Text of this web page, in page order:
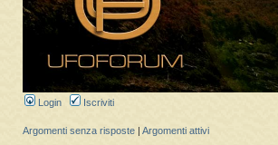
Login Iscriviti
Argomenti senza risposte Argomenti attivi